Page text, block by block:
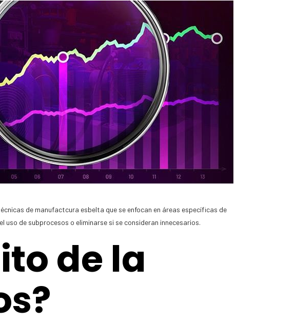
de manufactcura esbelta que se enfocan en áreas específicas de
de subprocesos o eliminarse si se consideran innecesarios.
de la